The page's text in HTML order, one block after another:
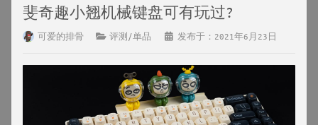
斐奇趣小翘机械键盘可有玩过?
可爱的排骨 评测/单品 发布于：2021年6月23日